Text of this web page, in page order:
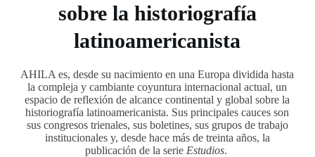
sobre la historiografía
latinoamericanista
AHILA es, desde su nacimiento en una Europa dividida hasta
la compleja y cambiante coyuntura internacional actual, un
espacio de reflexión de alcance continental y global sobre la
historiografía latinoamericanista. Sus principales cauces son
sus congresos trienales, sus boletines, sus grupos de trabajo
institucionales y, desde hace más de treinta años, la
publicación de la serie Estudios.